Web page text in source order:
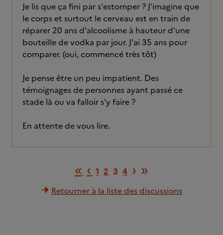
Je lis que ça fini par s'estomper ? J'imagine que
le corps et surtout le cerveau est en train de
réparer 20 ans d'alcoolisme à hauteur d'une
bouteille de vodka par jour. J'ai 35 ans pour
comparer. (oui, commencé très tôt)
Je pense être un peu impatient. Des
témoignages de personnes ayant passé ce
stade là ou va falloir s'y faire ?
En attente de vous lire.
Première page
« Page précédente
‹ 1 2 3 4 Page suivante
› Dernière
»
Retourner à la liste des discussions